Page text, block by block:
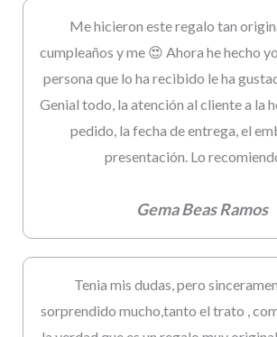
Me hicieron este regalo tan
cumpleaños y me 😍 Ahora he hecho
persona que lo ha recibido le ha
Genial todo, la atención al cliente a la
pedido, la fecha de entrega, el
presentación. Lo
Gema Beas Ramos
Tenia mis dudas, pero
sorprendido mucho,tanto el trato ,